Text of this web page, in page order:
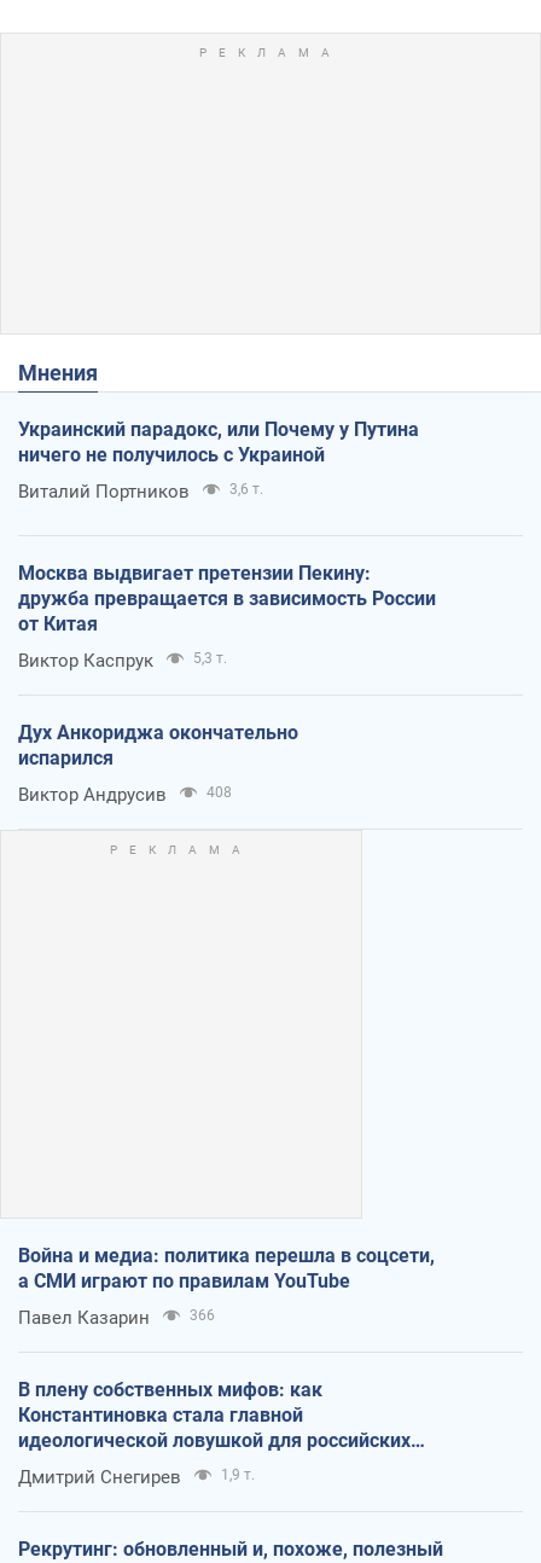
Мнения
Украинский парадокс, или Почему у Путина
ничего не получилось с Украиной
Виталий Портников 3,6 т.
Москва выдвигает претензии Пекину:
дружба превращается в зависимость России
от Китая
Виктор Каспрук 5,3 т.
Дух Анкориджа окончательно
испарился
Виктор Андрусив 408
Война и медиа: политика перешла в соцсети,
а СМИ играют по правилам YouTube
Павел Казарин 366
В плену собственных мифов: как
Константиновка стала главной
идеологической ловушкой для российских
оккупантов
Дмитрий Снегирев 1,9 т.
Рекрутинг: обновленный и, похоже, полезный